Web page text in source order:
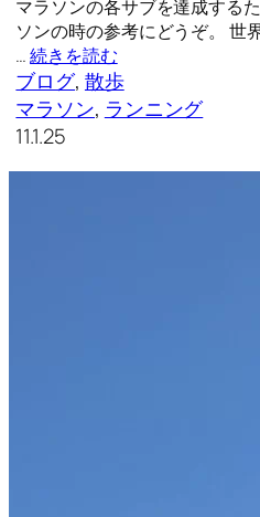
マラソンの各サブを達成する
ソンの時の参考にどうぞ。 世
…続きを読む
ブログ, 散歩
マラソン, ランニング
11.1.25